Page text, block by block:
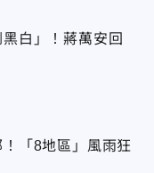
白」！蔣萬安回
「8地區」風雨狂